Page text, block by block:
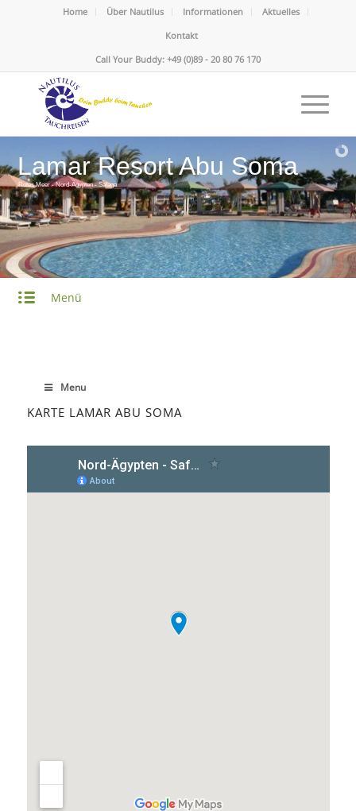
Home Über Nautilus Informationen
Aktuelles
Kontakt
Call Your Buddy: +49 (0)89 - 20 80 76 170
Lamar Resort Abu Soma
Rotes Meer - Nord-Ägypten - Safaga
Menü
Menu
KARTE LAMAR ABU SOMA